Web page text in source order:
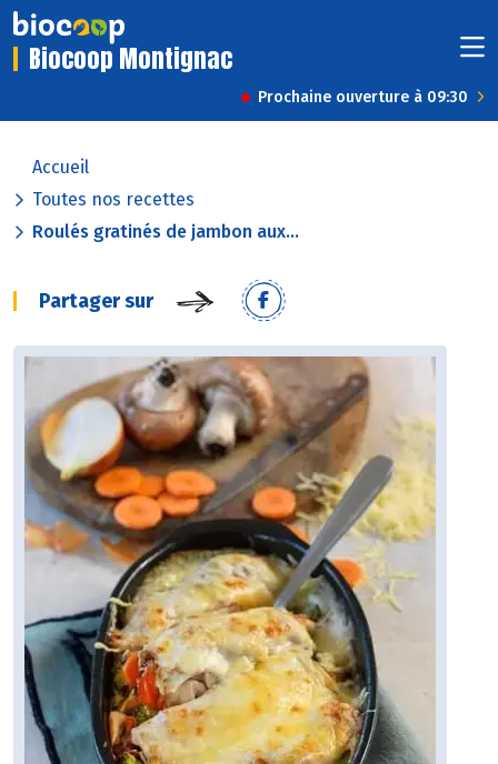
Biocoop Montignac
Prochaine ouverture à 09:30
Accueil
Toutes nos recettes
Roulés gratinés de jambon aux...
Partager sur